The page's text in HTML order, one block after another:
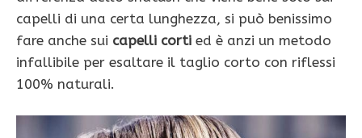
capelli di una certa lunghezza, si può benissimo
fare anche sui capelli corti ed è anzi un metodo
infallibile per esaltare il taglio corto con riflessi
100% naturali.